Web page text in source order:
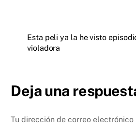
Esta peli ya la he visto
violadora
Deja una
Tu dirección de correo electrónico